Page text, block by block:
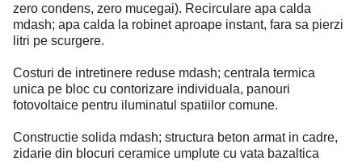
zero condens, zero mucegai). Recirculare apa calda
mdash; apa calda la robinet aproape instant, fara sa pierzi
litri pe scurgere.
Costuri de intretinere reduse mdash; centrala termica
unica pe bloc cu contorizare individuala, panouri
fotovoltaice pentru iluminatul spatiilor comune.
Constructie solida mdash; structura beton armat in cadre,
zidarie din blocuri ceramice umplute cu vata bazaltica